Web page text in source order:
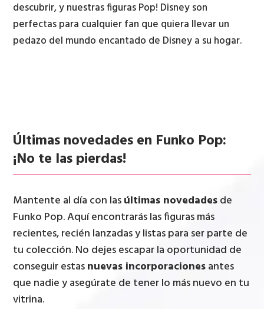
descubrir, y nuestras figuras Pop! Disney son
perfectas para cualquier fan que quiera llevar un
pedazo del mundo encantado de Disney a su hogar.
Últimas novedades en Funko Pop:
¡No te las pierdas!
Mantente al día con lasúltimas novedadesde
Funko Pop. Aquí encontrarás las figuras más
recientes, recién lanzadas y listas para ser parte de
tu colección. No dejes escapar la oportunidad de
conseguir estasnuevas incorporacionesantes
que nadie y asegúrate de tener lo más nuevo en tu
vitrina.